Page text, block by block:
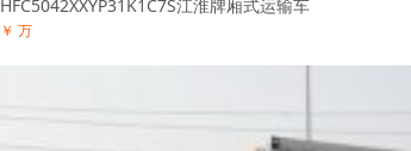
HFC5042XXYP31K1C7S江淮牌厢式运输车
￥ 万